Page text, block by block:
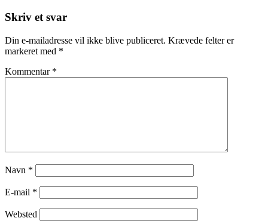
Skriv et svar
Din e-mailadresse vil ikke blive publiceret. Krævede felter er
markeret med *
Kommentar *
Navn *
E-mail *
Websted